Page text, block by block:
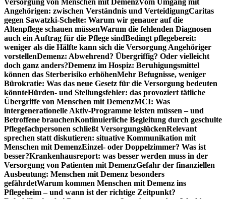
Versorgung von Menschen mit DemenzVom Umgang mit
Angehörigen: zwischen Verständnis und VerteidigungCaritas
gegen Sawatzki-Schelte: Warum wir genauer auf die
Altenpflege schauen müssenWarum die fehlenden Diagnosen
auch ein Auftrag für die Pflege sindBedingt pflegebereit:
weniger als die Hälfte kann sich die Versorgung Angehöriger
vorstellenDemenz: Abwehrend? Übergriffig? Oder vielleicht
doch ganz anders?Demenz im Hospiz: Beruhigungsmittel
können das Sterberisiko erhöhenMehr Befugnisse, weniger
Bürokratie: Was das neue Gesetz für die Versorgung bedeuten
könnteHürden- und Stellungsfehler: das provoziert tätliche
Übergriffe von Menschen mit DemenzMCI: Was
intergenerationelle Aktiv-Programme leisten müssen – und
Betroffene brauchenKontinuierliche Begleitung durch geschulte
Pflegefachpersonen schließt VersorgungslückenRelevant
sprechen statt diskutieren: situative Kommunikation mit
Menschen mit DemenzEinzel- oder Doppelzimmer? Was ist
besser?Krankenhausreport: was besser werden muss in der
Versorgung von Patienten mit DemenzGefahr der finanziellen
Ausbeutung: Menschen mit Demenz besonders
gefährdetWarum kommen Menschen mit Demenz ins
Pflegeheim – und wann ist der richtige Zeitpunkt?